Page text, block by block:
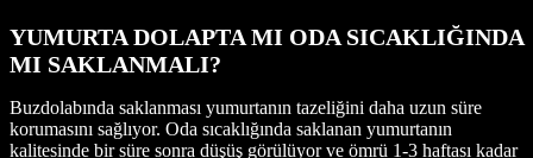
YUMURTA DOLAPTA MI ODA SICAKLIĞINDA
MI SAKLANMALI?
Buzdolabında saklanması yumurtanın tazeliğini daha uzun süre
korumasını sağlıyor. Oda sıcaklığında saklanan yumurtanın
kalitesinde bir süre sonra düşüş görülüyor ve ömrü 1-3 haftası kadar